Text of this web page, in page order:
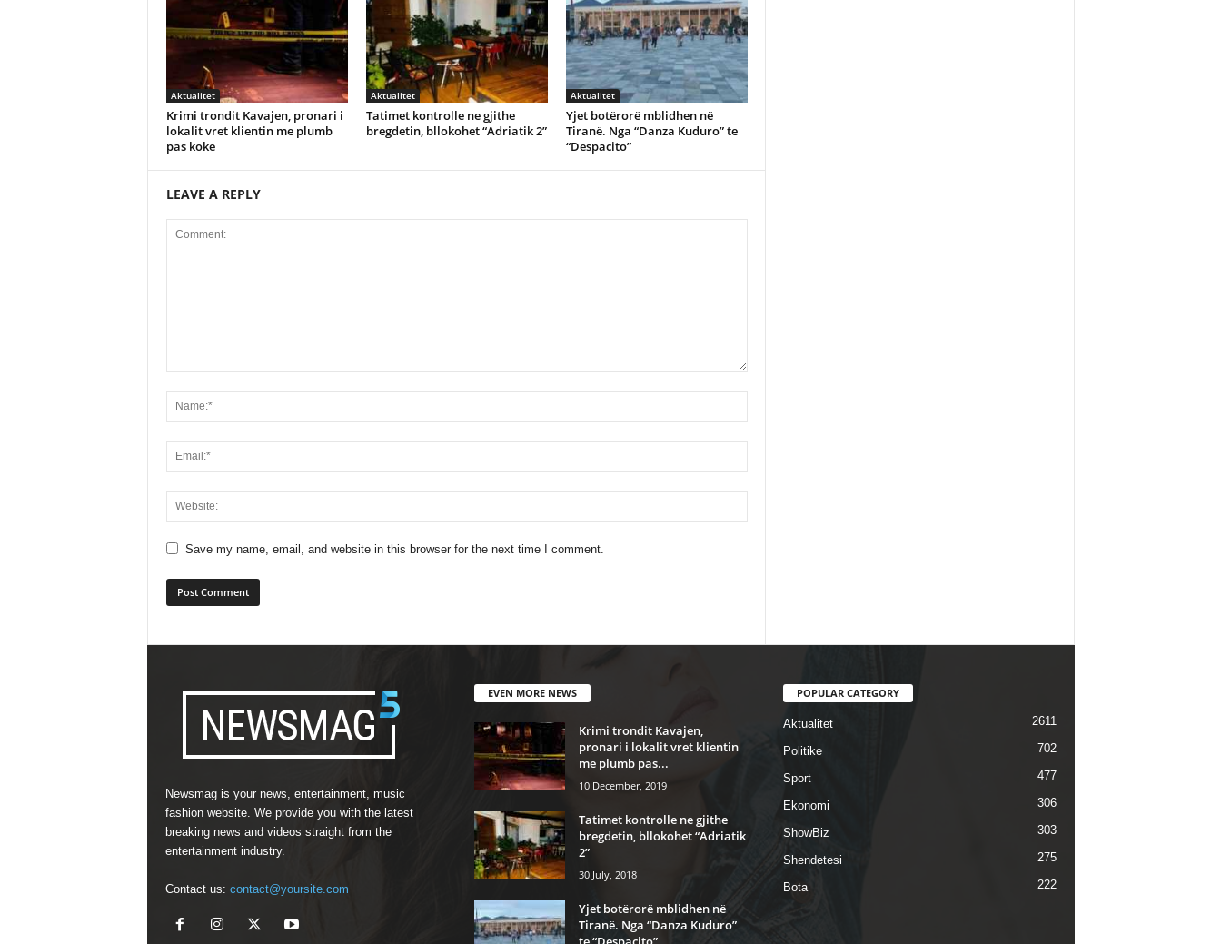
Aktualitet
Krimi trondit Kavajen, pronari i
lokalit vret klientin me plumb
pas koke
Aktualitet
Tatimet kontrolle ne gjithe
bregdetin, bllokohet “Adriatik 2”
Aktualitet
Yjet botërorë mblidhen në
Tiranë. Nga “Danza Kuduro” te
“Despacito”
LEAVE A REPLY
Save my name, email, and website in this browser for the next time I comment.
Newsmag is your news, entertainment, music
fashion website. We provide you with the latest
breaking news and videos straight from the
entertainment industry.
Contact us: contact@yoursite.com
EVEN MORE NEWS
Krimi trondit Kavajen,
pronari i lokalit vret klientin
me plumb pas...
10 December, 2019
Tatimet kontrolle ne gjithe
bregdetin, bllokohet “Adriatik
2”
30 July, 2018
Yjet botërorë mblidhen në
Tiranë. Nga “Danza Kuduro”
POPULAR CATEGORY
Aktualitet 2611
Politike 702
Sport 477
Ekonomi 306
ShowBiz 303
Shendetesi 275
Bota 222